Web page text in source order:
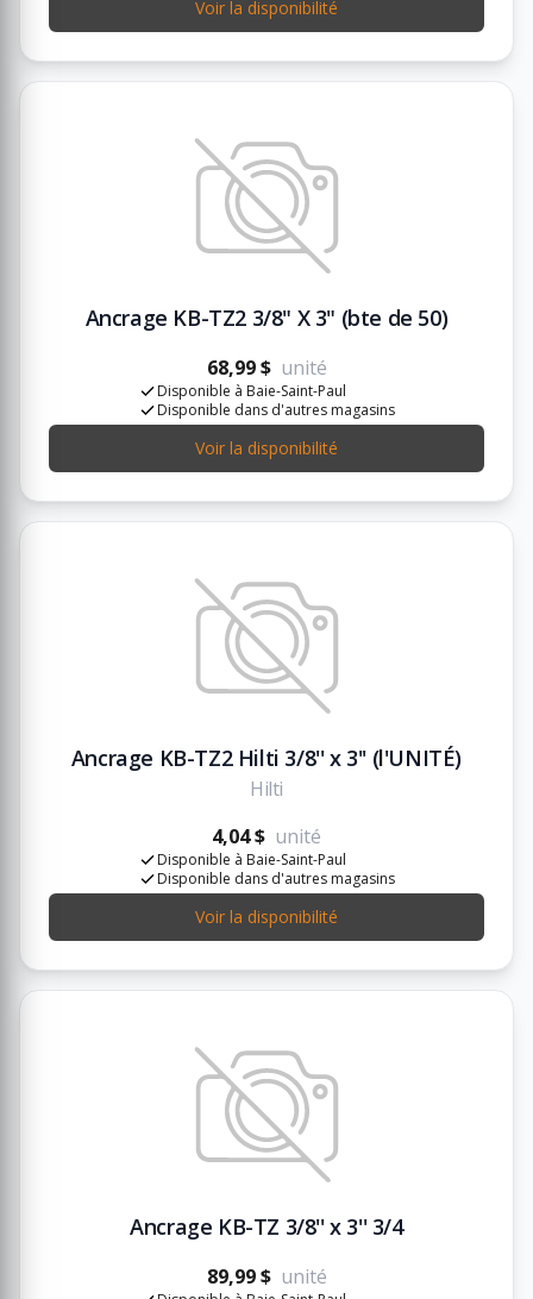
Voir la disponibilité
Ancrage KB-TZ2 3/8" X 3" (bte de 50)
68,99 $ unité
Disponible à Baie-Saint-Paul
Disponible dans d'autres magasins
Voir la disponibilité
Ancrage KB-TZ2 Hilti 3/8'' x 3'' (l'UNITÉ)
Hilti
4,04 $ unité
Disponible à Baie-Saint-Paul
Disponible dans d'autres magasins
Voir la disponibilité
Ancrage KB-TZ 3/8'' x 3'' 3/4
89,99 $ unité